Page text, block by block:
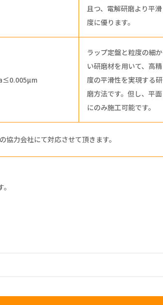
且つ、電解研磨より平滑
度に優ります。
ラップ定盤と粒度の細か
い研磨材を用いて、高精
度の平滑性を実現する研
磨方法です。但し、平面
にのみ施工可能です。
力会社にて対応させて頂きます。